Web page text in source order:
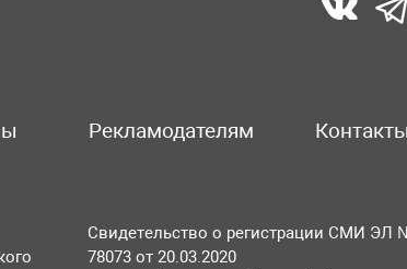
Рекламодателям Контакты
Свидетельство о регистрации СМИ ЭЛ
78073 от 20.03.2020